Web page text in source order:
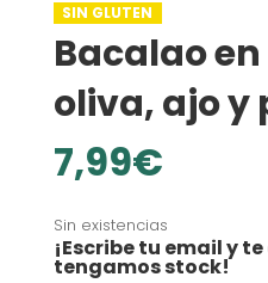
SIN GLUTEN
Bacalao
oliva, ajo y
7,99€
Sin existencias
¡Escribe tu email y
tengamos stock!